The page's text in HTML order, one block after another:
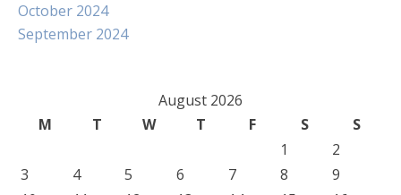
October 2024
September 2024
August 2026
M
T W T F S
S
1
2
3
4 5 6 7 8
9